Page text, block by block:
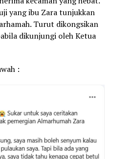
yang ibu Zara tunjukkan
Turut dikongsikan
dikunjungi oleh Ketua
: